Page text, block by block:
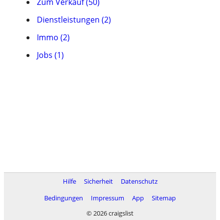
Dienstleistungen (2)
Immo (2)
Jobs (1)
Hilfe Sicherheit
Datenschutz
Bedingungen
Impressum App
Sitemap
© 2026 craigslist